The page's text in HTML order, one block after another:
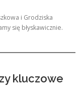
i Grodziska
się błyskawicznie.
kluczowe